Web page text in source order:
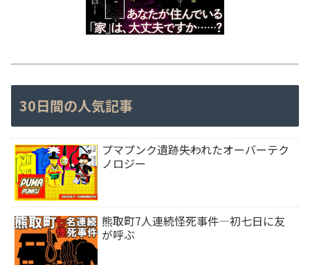
30日間の人気記事
プマプンク遺跡――失われたオーバーテク
ノロジー
熊取町7人連続怪死事件―初七日に友
が呼ぶ